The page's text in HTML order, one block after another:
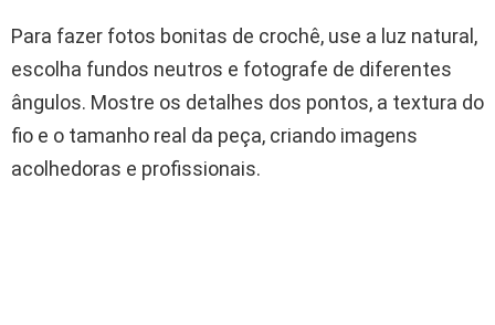
Para fazer fotos bonitas de crochê, use a luz natural,
escolha fundos neutros e fotografe de diferentes
ângulos. Mostre os detalhes dos pontos, a textura do
fio e o tamanho real da peça, criando imagens
acolhedoras e profissionais.